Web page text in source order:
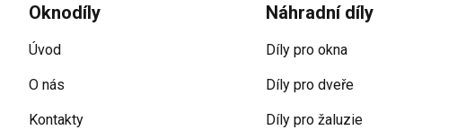
Zápatí
Oknodíly
Úvod
O nás
Kontakty
Náhradní díly
Díly pro okna
Díly pro dveře
Díly pro žaluzie